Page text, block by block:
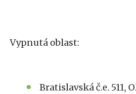
Vypnutá oblast:
Bratislavská č.e. 511,